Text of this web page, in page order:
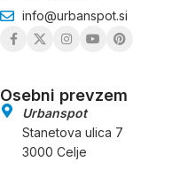
info@urbanspot.si
Osebni prevzem
Urbanspot
Stanetova ulica 7
3000 Celje